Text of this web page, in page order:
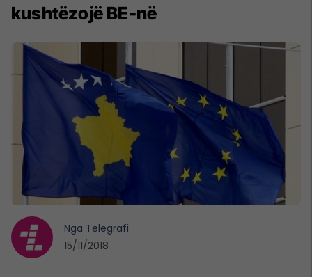
kushtëzojë BE-në
Nga Telegrafi
15/11/2018